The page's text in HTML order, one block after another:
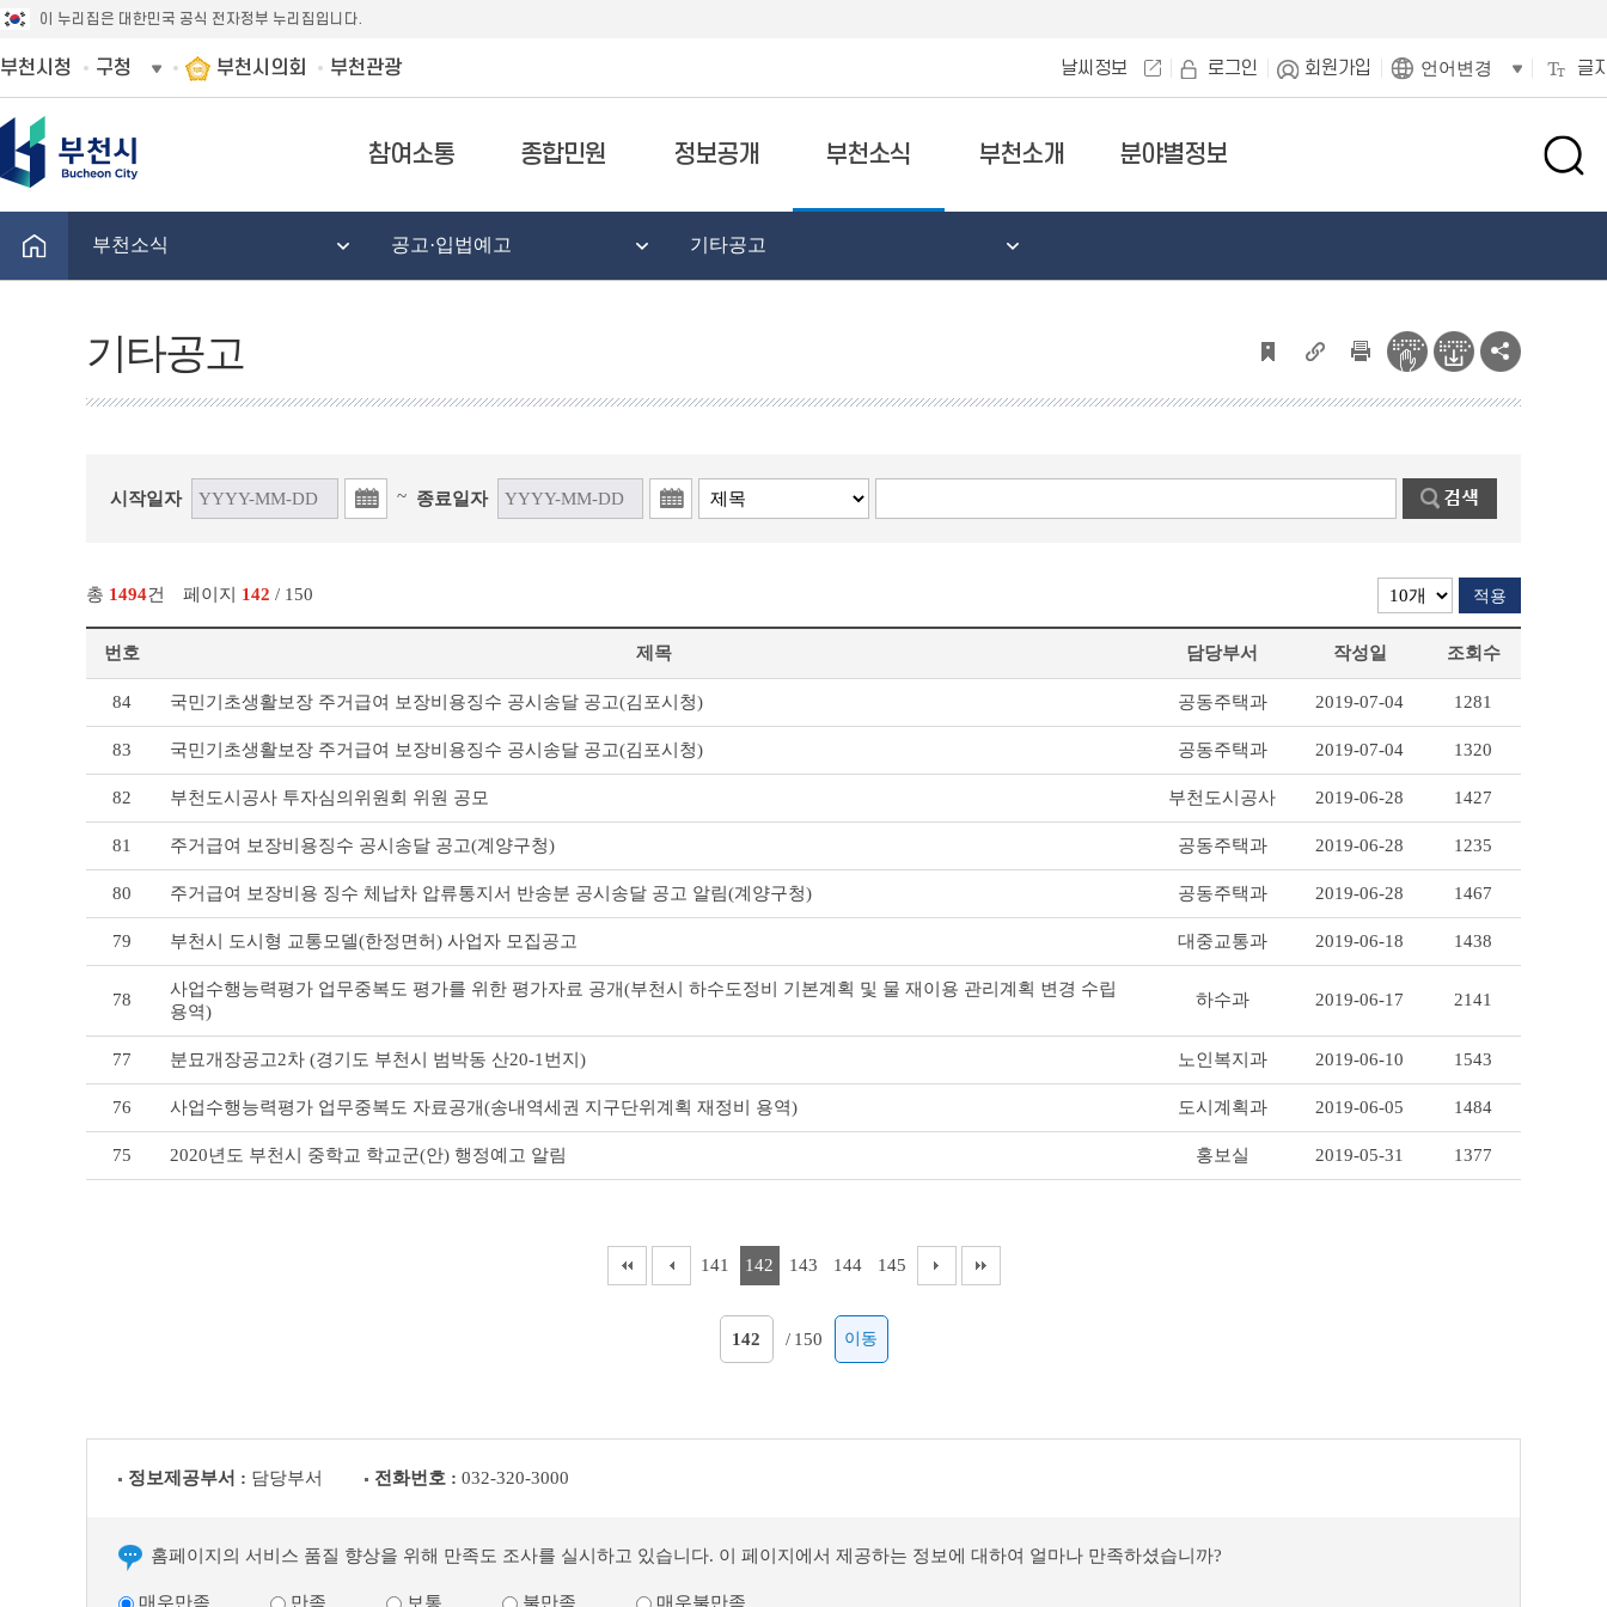
이 누리집은 대한민국 공식 전자정부 누리집입니다.
부천시청 구청 부천시의회 부천관광 날씨정보 로그인 회원가입 언어변경 글
참여소통 종합민원 정보공개 부천소식 부천소개 분야별정보
검
창
부천소식 공고·입법예고 기타공고
기타공고
시작일자 ~ 종료일자
총 1494건 페이지 142 / 150 적용
트
이
번호 제목 담당부서 작성일 조회수
84 국민기초생활보장 주거급여 보장비용징수 공시송달 공고(김포시청) 공동주택과 2019-07-04 1281
83 국민기초생활보장 주거급여 보장비용징수 공시송달 공고(김포시청) 공동주택과 2019-07-04 1320
82 부천도시공사 투자심의위원회 위원 공모 부천도시공사 2019-06-28 1427
81 주거급여 보장비용징수 공시송달 공고(계양구청) 공동주택과 2019-06-28 1235
80 주거급여 보장비용 징수 체납차 압류통지서 반송분 공시송달 공고 알림(계양구청) 공동주택과 2019-06-28 1467
79 부천시 도시형 교통모델(한정면허) 사업자 모집공고 대중교통과 2019-06-18 1438
78
사업수행능력평가 업무중복도 평가를 위한 평가자료 공개(부천시 하수도정비 기본계획 및 물 재이용 관리계획 변경 수립
용역)
하수과 2019-06-17 2141
77 분묘개장공고2차 (경기도 부천시 범박동 산20-1번지) 노인복지과 2019-06-10 1543
76 사업수행능력평가 업무중복도 자료공개(송내역세권 지구단위계획 재정비 용역) 도시계획과 2019-06-05 1484
75 2020년도 부천시 중학교 학교군(안) 행정예고 알림 홍보실 2019-05-31 1377
141 142 143 144 145
/ 150 이동
정보제공부서 : 담당부서 전화번호 : 032-320-3000
홈페이지의 서비스 품질 향상을 위해 만족도 조사를 실시하고 있습니다. 이 페이지에서 제공하는 정보에 대하여 얼마나 만족하셨습니까?
매우만족 만족 보통 불만족 매우불만족